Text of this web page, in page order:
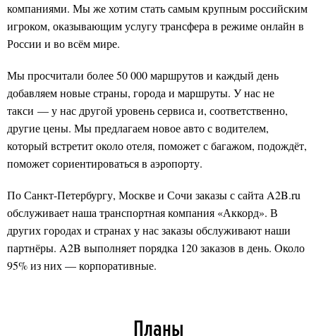
компаниями. Мы же хотим стать самым крупным российским
игроком, оказывающим услугу трансфера в режиме онлайн в
России и во всём мире.
Мы просчитали более 50 000 маршрутов и каждый день
добавляем новые страны, города и маршруты. У нас не
такси — у нас другой уровень сервиса и, соответственно,
другие цены. Мы предлагаем новое авто с водителем,
который встретит около отеля, поможет с багажом, подождёт,
поможет сориентироваться в аэропорту.
По Санкт-Петербургу, Москве и Сочи заказы с сайта A2B.ru
обслуживает наша транспортная компания «Аккорд». В
других городах и странах у нас заказы обслуживают наши
партнёры. A2B выполняет порядка 120 заказов в день. Около
95% из них — корпоративные.
Планы